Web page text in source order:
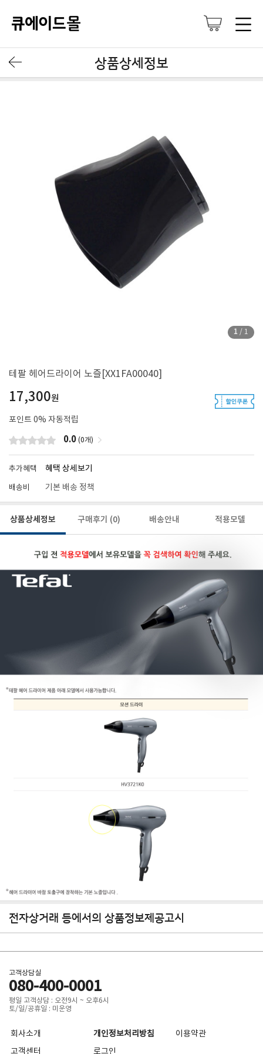
상품상세정보
1 / 1
테팔 헤어드라이어 노즐[XX1FA00040]
17,300원
포인트 0% 자동적립
0.0 (0개)
추가혜택 혜택 상세보기
배송비 기본 배송 정책
상품상세정보 구매후기 (0) 배송안내 적용모델
전자상거래 등에서의 상품정보제공고시
고객상담실
080-400-0001
평일 고객상담 : 오전9시 ~ 오후6시
토/일/공휴일 : 미운영
회사소개 개인정보처리방침
이용약관
고객센터
로그인